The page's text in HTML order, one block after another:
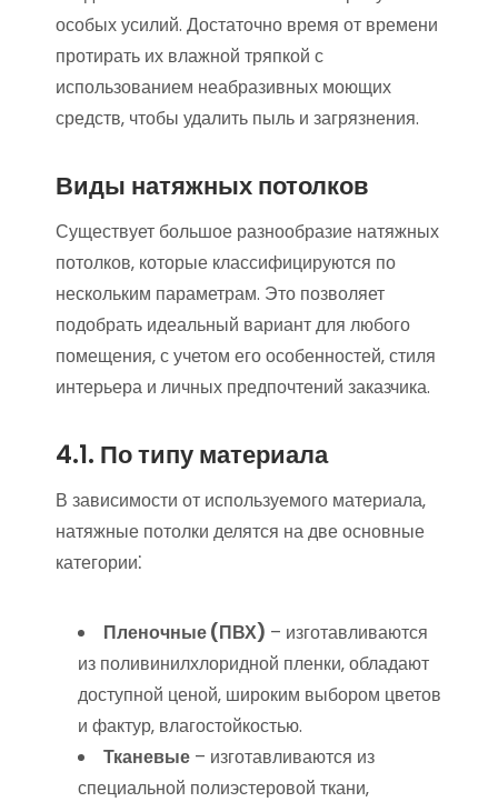
особых усилий. Достаточно время от времени
протирать их влажной тряпкой с
использованием неабразивных моющих
средств‚ чтобы удалить пыль и загрязнения.
Виды натяжных потолков
Существует большое разнообразие натяжных
потолков‚ которые классифицируются по
нескольким параметрам. Это позволяет
подобрать идеальный вариант для любого
помещения‚ с учетом его особенностей‚ стиля
интерьера и личных предпочтений заказчика.
4.1. По типу материала
В зависимости от используемого материала‚
натяжные потолки делятся на две основные
категории⁚
Пленочные (ПВХ) – изготавливаются
из поливинилхлоридной пленки‚ обладают
доступной ценой‚ широким выбором цветов
и фактур‚ влагостойкостью.
Тканевые – изготавливаются из
специальной полиэстеровой ткани‚